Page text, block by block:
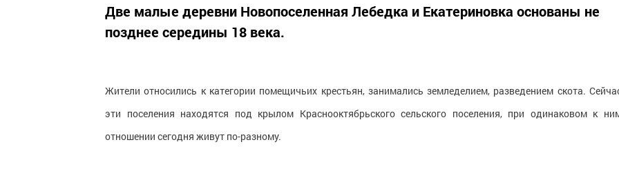
Две малые деревни Новопоселенная Лебедка и Екатериновка основаны не
позднее середины 18 века.
Жители относились к категории помещичьих крестьян, занимались земледелием, разведением скота.
эти поселения находятся под крылом Краснооктябрьского сельского поселения, при одинаковом к
отношении сегодня живут по-разному.